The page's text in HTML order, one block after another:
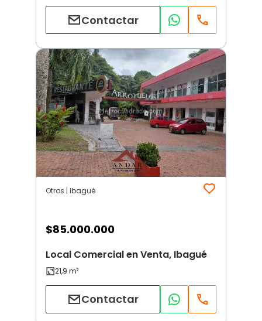
Contactar
Otros | Ibagué
$85.000.000
Local Comercial en Venta, Ibagué
Contactar